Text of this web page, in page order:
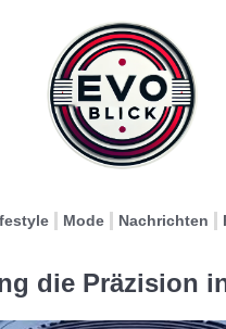
Mode Nachrichten
die Präzision